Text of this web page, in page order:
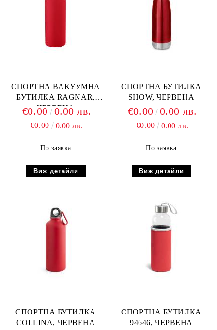
СПОРТНА ВАКУУМНА
БУТИЛКА RAGNAR,
ЧЕРВЕНА
€0.00 0.00 лв.
€0.00 0.00 лв.
По заявка
Виж детайли
СПОРТНА БУТИЛКА
SHOW, ЧЕРВЕНА
€0.00 0.00 лв.
€0.00 0.00 лв.
По заявка
Виж детайли
СПОРТНА БУТИЛКА
COLLINA, ЧЕРВЕНА
СПОРТНА БУТИЛКА
94646, ЧЕРВЕНА